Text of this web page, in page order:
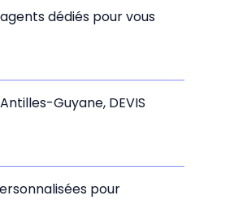
dédiés pour vous
Guyane, DEVIS
pour